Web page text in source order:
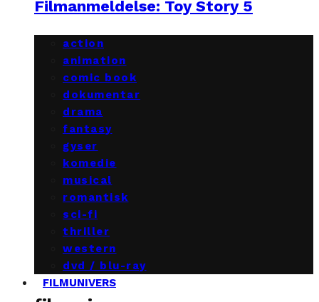
Filmanmeldelse: Toy Story 5
action
animation
comic book
dokumentar
drama
fantasy
gyser
komedie
musical
romantisk
sci-fi
thriller
western
dvd / blu-ray
FILMUNIVERS